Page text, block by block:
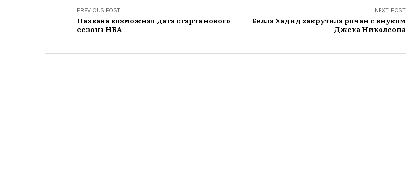
PREVIOUS POST
Названа возможная дата старта нового
сезона НБА
NEXT POST
Белла Хадид закрутила роман с внуком
Джека Николсона